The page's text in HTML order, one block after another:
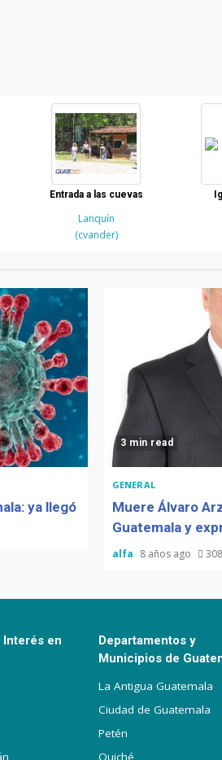
Entrada a las cuevas
Lanquín
(cvander)
ya llegó
3 min read
GENERAL
Muere Álvaro
Guatemala y
alfa 8 años ago
Interés en
Departamentos y
Municipios de
La Antigua Guatemala
Ciudad de Guatemala
Petén
Quiché